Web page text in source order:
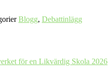
Blogg, Debattinlägg
för en Likvärdig Skola 2026